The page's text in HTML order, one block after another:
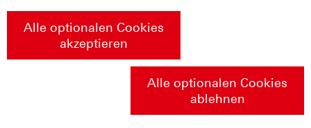
Alle optionalen Cookies
akzeptieren
Alle optionalen Cookies
ablehnen